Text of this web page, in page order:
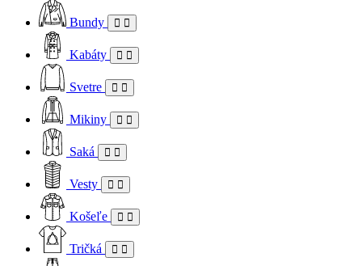
Bundy
Kabáty
Svetre
Mikiny
Saká
Vesty
Košeľe
Tričká